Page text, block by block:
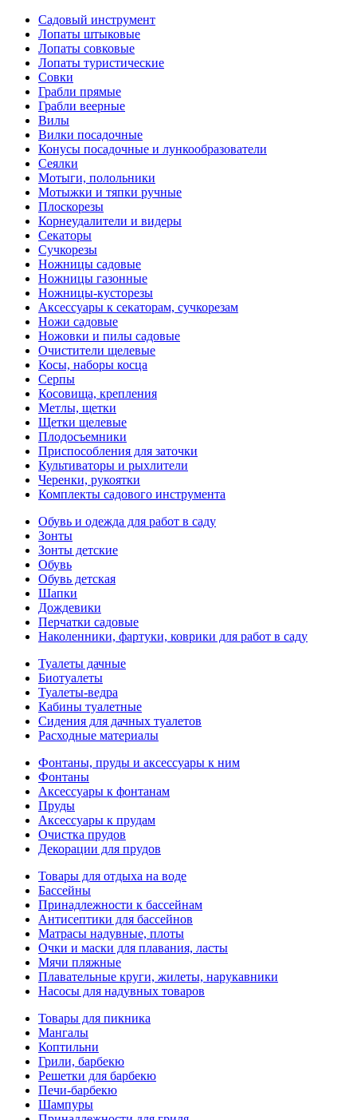
Садовый инструмент
Лопаты штыковые
Лопаты совковые
Лопаты туристические
Совки
Грабли прямые
Грабли веерные
Вилы
Вилки посадочные
Конусы посадочные и лункообразователи
Сеялки
Мотыги, полольники
Мотыжки и тяпки ручные
Плоскорезы
Корнеудалители и видеры
Секаторы
Сучкорезы
Ножницы садовые
Ножницы газонные
Ножницы-кусторезы
Аксессуары к секаторам, сучкорезам
Ножи садовые
Ножовки и пилы садовые
Очистители щелевые
Косы, наборы косца
Серпы
Косовища, крепления
Метлы, щетки
Щетки щелевые
Плодосъемники
Приспособления для заточки
Культиваторы и рыхлители
Черенки, рукоятки
Комплекты садового инструмента
Обувь и одежда для работ в саду
Зонты
Зонты детские
Обувь
Обувь детская
Шапки
Дождевики
Перчатки садовые
Наколенники, фартуки, коврики для работ в саду
Туалеты дачные
Биотуалеты
Туалеты-ведра
Кабины туалетные
Сидения для дачных туалетов
Расходные материалы
Фонтаны, пруды и аксессуары к ним
Фонтаны
Аксессуары к фонтанам
Пруды
Аксессуары к прудам
Очистка прудов
Декорации для прудов
Товары для отдыха на воде
Бассейны
Принадлежности к бассейнам
Антисептики для бассейнов
Матраcы надувные, плоты
Очки и маски для плавания, ласты
Мячи пляжные
Плавательные круги, жилеты, нарукавники
Насосы для надувных товаров
Товары для пикника
Мангалы
Коптильни
Грили, барбекю
Решетки для барбекю
Печи-барбекю
Шампуры